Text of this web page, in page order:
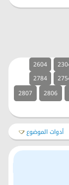
2604
2784
2806
2807
أدوات الموضوع